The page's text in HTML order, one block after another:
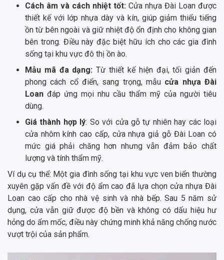
Cách âm và cách nhiệt tốt: Cửa nhựa Đài Loan được
thiết kế với lớp nhựa dày và kín, giúp giảm thiểu tiếng
ồn từ bên ngoài và giữ nhiệt độ ổn định cho không gian
bên trong. Điều này đặc biệt hữu ích cho các gia đình
sống tại khu vực đô thị ồn ào.
Mẫu mã đa dạng:Từ thiết kế hiện đại, tối giản đến
phong cách cổ điển, sang trọng, mẫu cửa nhựa Đài
Loan đáp ứng mọi nhu cầu thẩm mỹ của người tiêu
dùng.
Giá thành hợp lý: So với cửa gỗ tự nhiên hay các loại
cửa nhôm kính cao cấp, cửa nhựa giả gỗ Đài Loan có
mức giá phải chăng hơn nhưng vẫn đảm bảo chất
lượng và tính thẩm mỹ.
Ví dụ cụ thể: Một gia đình sống tại khu vực ven biển thường
xuyên gặp vấn đề với độ ẩm cao đã lựa chọn cửa nhựa Đài
Loan cao cấp cho nhà vệ sinh và nhà bếp. Sau 5 năm sử
dụng, cửa vẫn giữ được độ bền và không có dấu hiệu hư
hỏng do ẩm mốc, điều này chứng minh khả năng chống nước
vượt trội của sản phẩm.